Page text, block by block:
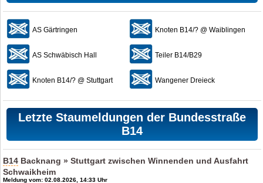
AS Gärtringen
AS Schwäbisch Hall
Knoten B14/? @ Stuttgart
Knoten B14/? @ Waiblingen
Teiler B14/B29
Wangener Dreieck
Letzte Staumeldungen der Bundesstraße
B14
B14 Backnang » Stuttgart zwischen Winnenden und Ausfahrt
Schwaikheim
Meldung vom: 02.08.2026, 14:33 Uhr